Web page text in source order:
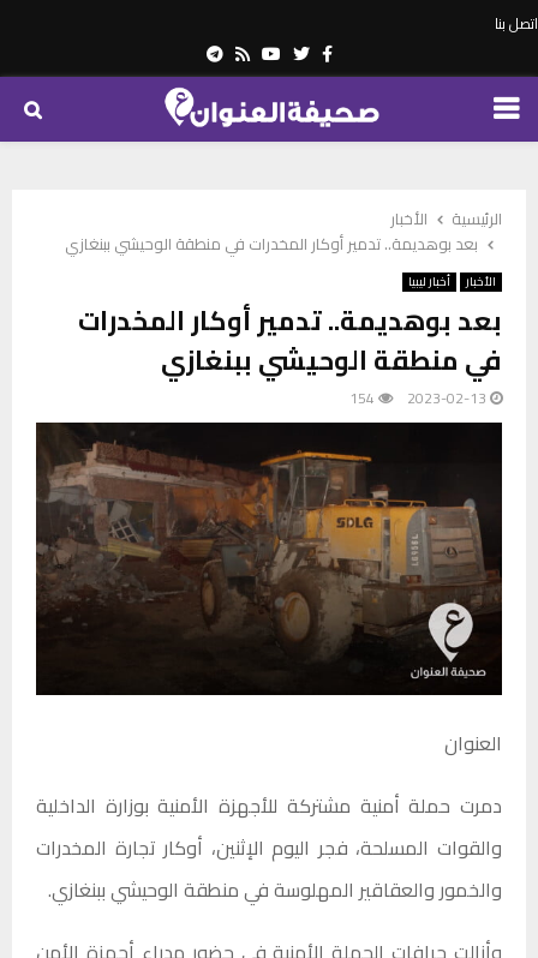
اتصل بنا
Facebook
Twitter
Youtube
Rss
Telegram
PRIMARY
الرئيسية
الأخبار
بعد بوهديمة.. تدمير أوكار المخدرات في منطقة الوحيشي ببنغازي
الأخبار أخبار ليبيا
بعد بوهديمة.. تدمير أوكار المخدرات
في منطقة الوحيشي ببنغازي
2023-02-13
154
العنوان
دمرت حملة أمنية مشتركة للأجهزة الأمنية بوزارة الداخلية
والقوات المسلحة، فجر اليوم الإثنين، أوكار تجارة المخدرات
والخمور والعقاقير المهلوسة في منطقة الوحيشي ببنغازي.